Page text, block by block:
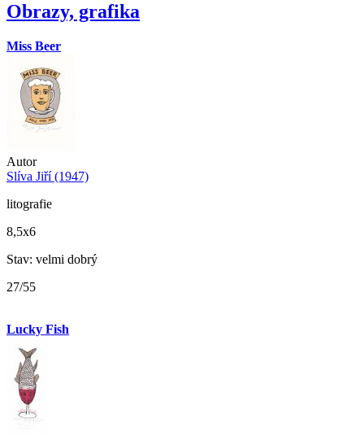
Obrazy, grafika
Miss Beer
Autor
Slíva Jiří (1947)
litografie
8,5x6
Stav: velmi dobrý
27/55
Lucky Fish